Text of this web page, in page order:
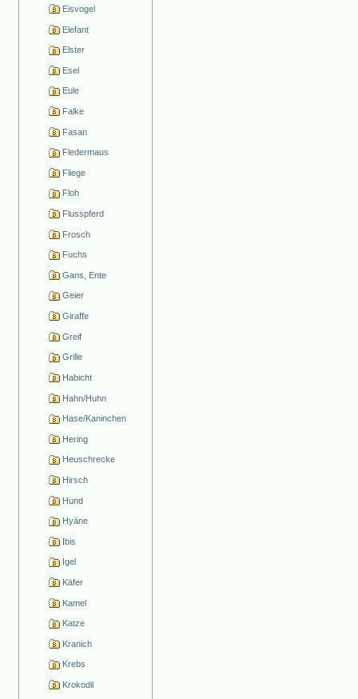
Eisvogel
Elefant
Elster
Esel
Eule
Falke
Fasan
Fledermaus
Fliege
Floh
Flusspferd
Frosch
Fuchs
Gans, Ente
Geier
Giraffe
Greif
Grille
Habicht
Hahn/Huhn
Hase/Kaninchen
Hering
Heuschrecke
Hirsch
Hund
Hyäne
Ibis
Igel
Käfer
Kamel
Katze
Kranich
Krebs
Krokodil